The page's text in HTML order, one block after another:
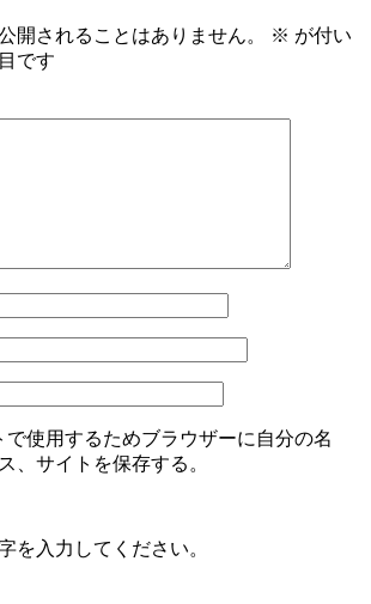
開されることはありません。 ※ が付い
です
で使用するためブラウザーに自分の名
、サイトを保存する。
を入力してください。